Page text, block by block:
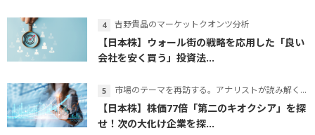
吉野貴晶のマーケットクオンツ分析
【日本株】ウォール街の戦略を応用した「良い
会社を安く買う」投資法...
市場のテーマを再訪する。アナリストが読み解くテーマの本質
【日本株】株価77倍「第二のキオクシア」を探
せ！次の大化け企業を探...